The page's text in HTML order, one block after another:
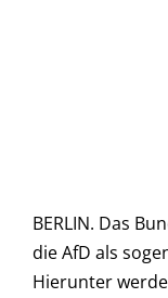
BERLIN. Das
die AfD als
Hierunter